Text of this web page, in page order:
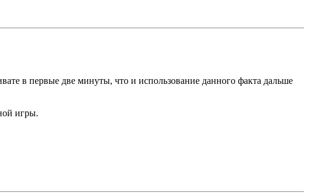
в первые две минуты, что и использование данного факта дальше
игры.